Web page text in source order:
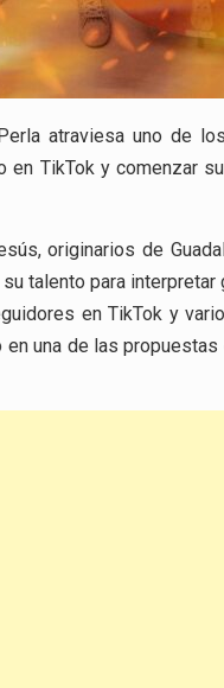
atraviesa uno de
TikTok y comenzar
originarios de
talento para
en TikTok y
una de las